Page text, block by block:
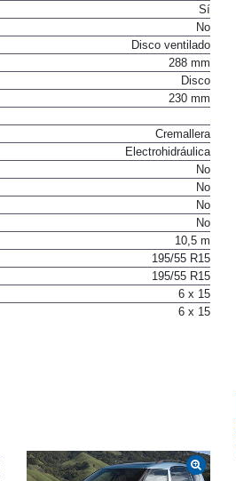
Sí
No
Disco ventilado
288 mm
Disco
230 mm
Cremallera
Electrohidráulica
No
No
No
No
10,5 m
195/55 R15
195/55 R15
6 x 15
6 x 15